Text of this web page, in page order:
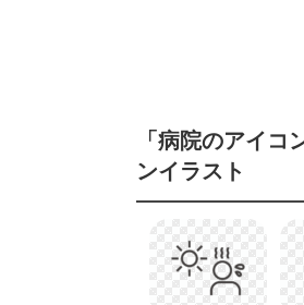
「病院のアイコ
ンイラスト